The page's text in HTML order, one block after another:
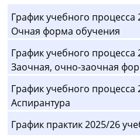
График учебного процесса
Очная форма обучения
График учебного процесса
Заочная, очно-заочная
График учебного процесса
Аспирантура
График практик 2025/26